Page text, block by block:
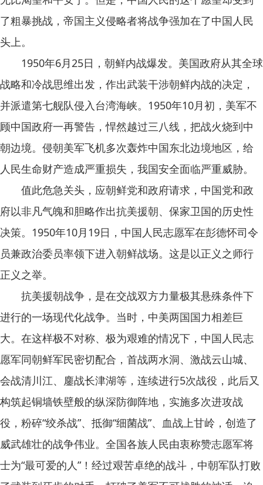
了粗暴挑战，帝国主义侵略者将战争强加在了中国人民
头上。
1950年6月25日，朝鲜内战爆发。美国政府从其全球
战略和冷战思维出发，作出武装干涉朝鲜内战的决定，
并派遣第七舰队侵入台湾海峡。1950年10月初，美军不
顾中国政府一再警告，悍然越过三八线，把战火烧到中
朝边境。侵朝美军飞机多次轰炸中国东北边境地区，给
人民生命财产造成严重损失，我国安全面临严重威胁。
值此危急关头，应朝鲜党和政府请求，中国党和政
府以非凡气魄和胆略作出抗美援朝、保家卫国的历史性
决策。1950年10月19日，中国人民志愿军在彭德怀司令
员兼政治委员率领下进入朝鲜战场。这是以正义之师行
正义之举。
抗美援朝战争，是在交战双方力量极其悬殊条件下
进行的一场现代化战争。当时，中美两国国力相差巨
大。在这样极不对称、极为艰难的情况下，中国人民志
愿军同朝鲜军民密切配合，首战两水洞、激战云山城、
会战清川江、鏖战长津湖等，连续进行5次战役，此后又
构筑起铜墙铁壁般的纵深防御阵地，实施多次进攻战
役，粉碎“绞杀战”、抵御“细菌战”、血战上甘岭，创造了
威武雄壮的战争伟业。全国各族人民由衷称赞志愿军将
士为“最可爱的人”！经过艰苦卓绝的战斗，中朝军队打败